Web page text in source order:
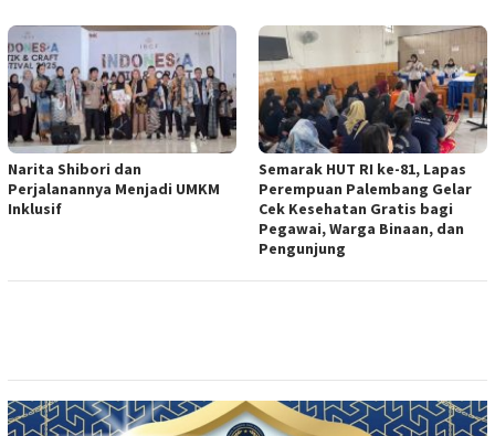
Narita Shibori dan
Perjalanannya Menjadi UMKM
Inklusif
Semarak HUT RI ke-81, Lapas
Perempuan Palembang Gelar
Cek Kesehatan Gratis bagi
Pegawai, Warga Binaan, dan
Pengunjung